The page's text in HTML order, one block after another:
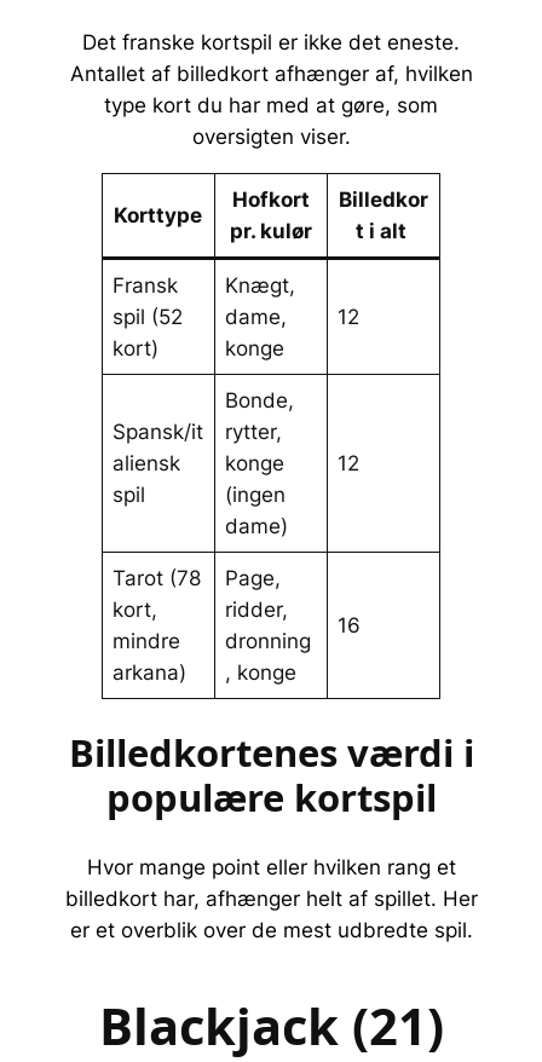
Det franske kortspil er ikke det eneste.
Antallet af billedkort afhænger af, hvilken
type kort du har med at gøre, som
oversigten viser.
Korttype
Hofkort
pr. kulør
Billedkor
t i alt
Fransk
spil (52
kort)
Knægt,
dame,
konge
12
Spansk/it
aliensk
spil
Bonde,
rytter,
konge
(ingen
dame)
12
Tarot (78
kort,
mindre
arkana)
Page,
ridder,
dronning
, konge
16
Billedkortenes værdi i
populære kortspil
Hvor mange point eller hvilken rang et
billedkort har, afhænger helt af spillet. Her
er et overblik over de mest udbredte spil.
Blackjack (21)